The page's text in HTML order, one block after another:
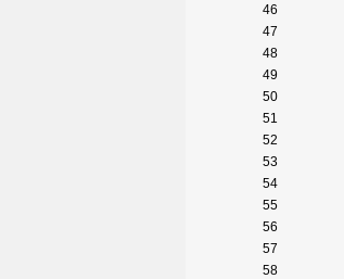
46
47
48
49
50
51
52
53
54
55
56
57
58